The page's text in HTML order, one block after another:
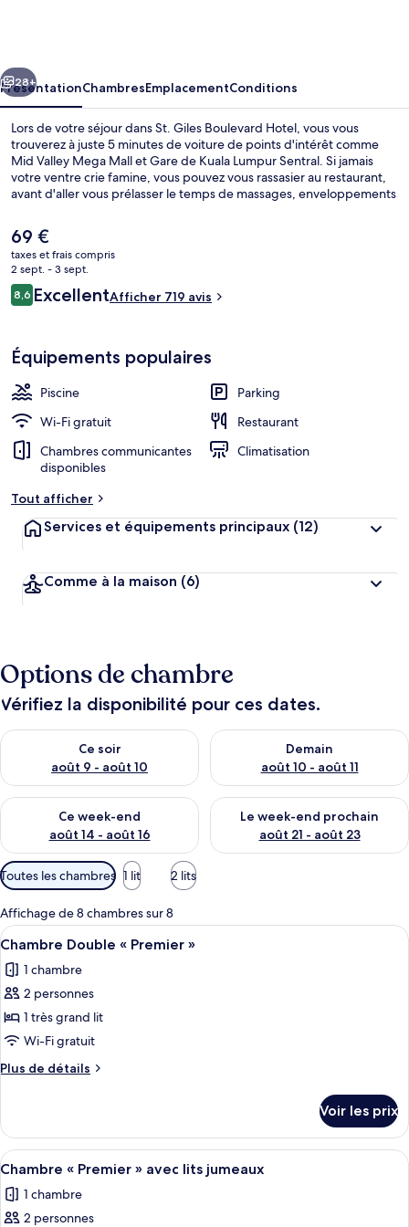
Suivant
28+
PrésentationChambresEmplacementConditions
Lors de votre séjour dans St. Giles Boulevard Hotel, vous vous
trouverez à juste 5 minutes de voiture de points d'intérêt comme
Mid Valley Mega Mall et Gare de Kuala Lumpur Sentral. Si jamais
votre ventre crie famine, vous pouvez vous rassasier au restaurant,
avant d'aller vous prélasser le temps de massages, enveloppements
place, on trouve une piscine extérieure, une salle de fitness et un
sauna. Sympa non ? Les autres voyageurs adorent le personnel
attentionné et la proximité avec de nombreux magasins. Les
transports publics sont tout proches. Arrêt Bangsar se situe à
seulement 14 min à pied.
Le
prix
actuel
est
de
69 €
taxes et frais compris
2 sept. - 3 sept.
Avis
voyageurs
8,68,6 sur 10
ExcellentAfficher 719 avis
Équipements populaires
Piscine
Parking
Wi-Fi gratuit
Restaurant
Chambres communicantes
disponibles
Climatisation
Tout afficher
Services et équipements principaux (12)
Comme à la maison (6)
Options de chambre
Vérifiez la disponibilité pour ces dates.
Ce soir
août 9 - août 10
Vérifier la disponibilité pour ce soir août 9 - août 10
Demain
août 10 - août 11
Vérifier la disponibilité pour
Ce week-end
août 14 - août 16
Vérifier la disponibilité pour ce week-end août 14 - août 16
Le week-end prochain
août 21 - août 23
Vérifier la disponibilité pour
Filtres
disponibles
pour
les
chambres
Toutes les chambres 1 lit 2 lits
Affichage de 8 chambres sur 8
Afficher
toutes
les
photos
pour
ce
type
de
Chambre
Double
«
Premier
»
Une chambre d’hôtel moderne,
4
Chambre Double « Premier »
1 chambre
2 personnes
1 très grand lit
Wi-Fi gratuit
Plus de détails
Plus
le
type
de
Chambre
Double
Voir les prix
Afficher
toutes
les
photos
Une chambre d’hôtel avec deux lits,
3
Chambre « Premier » avec lits jumeaux
1 chambre
2 personnes